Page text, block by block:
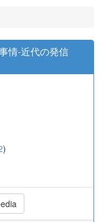
情-近代の発信
)